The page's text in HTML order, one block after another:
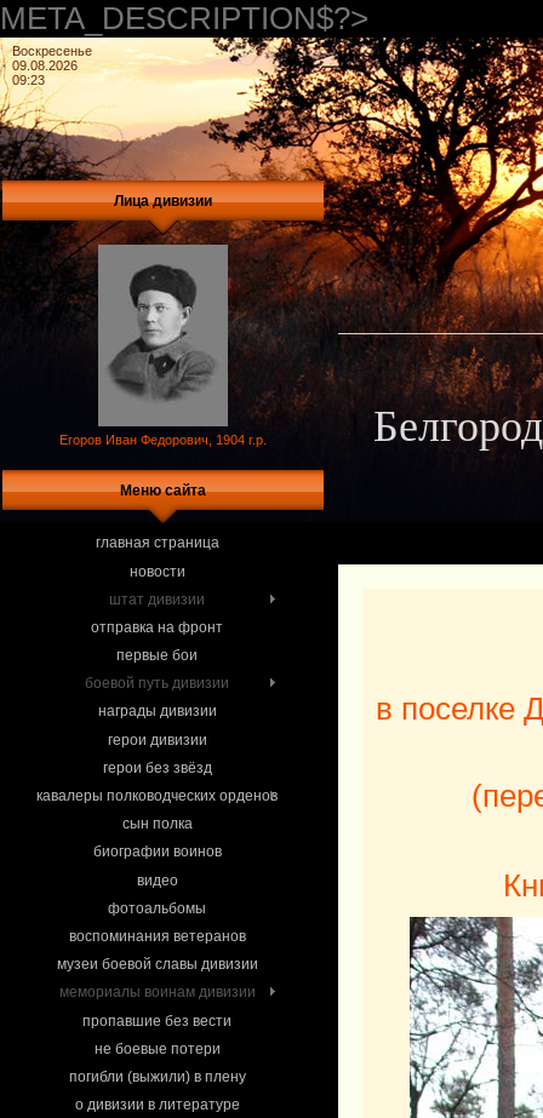
META_DESCRIPTION$?>
Воскресенье
09.08.2026
09:23
Лица дивизии
Егоров Иван Федорович, 1904 г.р.
Меню сайта
главная страница
новости
штат дивизии
отправка на фронт
первые бои
боевой путь дивизии
награды дивизии
герои дивизии
герои без звёзд
кавалеры полководческих орденов
сын полка
биографии воинов
видео
фотоальбомы
воспоминания ветеранов
музеи боевой славы дивизии
мемориалы воинам дивизии
пропавшие без вести
не боевые потери
погибли (выжили) в плену
о дивизии в литературе
в поселке